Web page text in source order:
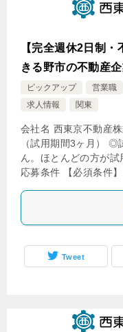
【完全週休2日制
きる野市の不動産
ピックアップ 営業職
求人情報
関東
会社名 西東京不動産
（試用期間3ヶ月） ◎
ん。ほとんどの方が試
応募条件 【必須条件
Tweet